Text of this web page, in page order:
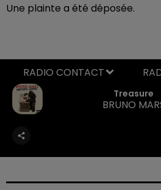
Une plainte a été déposée.
Treasure
BRUNO